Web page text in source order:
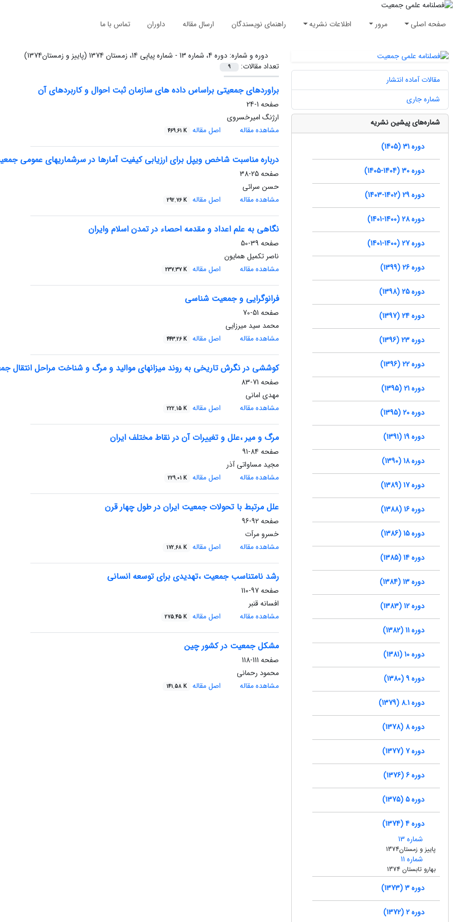
صفحه اصلی مرور اطلاعات نشریه راهنمای نویسندگان ارسال مقاله داوران تماس با ما
دوره و شماره:دوره 4، شماره 13 - شماره پیاپی 14، زمستان 1374 (پاییز و زمستان1374)
تعداد مقالات:
9
براوردهای جمعیتی براساس داده های سازمان ثبت احوال و کاربردهای آن
صفحه 1-24
ارژنگ امیرخسروی
مشاهده مقاله
اصل مقاله 469.61 K
درباره مناسبت شاخص ویپل برای ارزیابی کیفیت آمارها در سرشماریهای عمومی
صفحه25-38
حسن سرائی
مشاهده مقاله
اصل مقاله 292.76 K
نگاهی به علم اعداد و مقدمه احصاء در تمدن اسلام وایران
صفحه 39-50
ناصر تکمیل همایون
مشاهده مقاله
اصل مقاله 237.37 K
فرانوگرایی و جمعیت شناسی
صفحه 51-70
محمد سید میرزایی
مشاهده مقاله
اصل مقاله 443.26 K
کوششی در نگرش تاریخی به روند میزانهای موالید و مرگ و شناخت مراحل انتقال
صفحه 71-83
مهدی امانی
مشاهده مقاله
اصل مقاله 222.15 K
مرگ و میر ،علل و تغییرات آن در نقاط مختلف ایران
صفحه 84-91
مجید مساواتی آذر
مشاهده مقاله
اصل مقاله 229.01 K
علل مرتبط با تحولات جمعیت ایران در طول چهار قرن
صفحه92-96
خسرو مرآت
مشاهده مقاله
اصل مقاله 172.68 K
رشد نامتناسب جمعیت ،تهدیدی برای توسعه انسانی
صفحه97-110
افسانه قنبر
مشاهده مقاله
اصل مقاله 275.45 K
مشکل جمعیت در کشور چین
صفحه 111-118
محمود رحمانی
مشاهده مقاله
اصل مقاله 141.58 K
مقالات آماده انتشار
شماره جاری
شماره‌های پیشین نشریه
دوره 31 (1405)
دوره 30 (1404-1405)
دوره 29 (1402-1403)
دوره 28 (1400-1401)
دوره 27 (1400-1401)
دوره 26 (1399)
دوره 25 (1398)
دوره 24 (1397)
دوره 23 (1396)
دوره 22 (1396)
دوره 21 (1395)
دوره 20 (1395)
دوره 19 (1391)
دوره 18 (1390)
دوره 17 (1389)
دوره 16 (1388)
دوره 15 (1386)
دوره 14 (1385)
دوره 13 (1384)
دوره 12 (1383)
دوره 11 (1382)
دوره 10 (1381)
دوره 9 (1380)
دوره 8.1 (1379)
دوره 8 (1378)
دوره 7 (1377)
دوره 6 (1376)
دوره 5 (1375)
دوره 4 (1374)
شماره 13
پاییز و زمستان1374
شماره 11
بهارو تابستان 1374
دوره 3 (1373)
دوره 2 (1372)